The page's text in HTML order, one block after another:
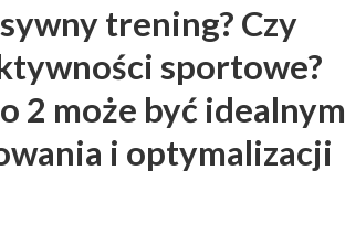
trening? Czy
sportowe?
2 może być idealnym
i optymalizacji